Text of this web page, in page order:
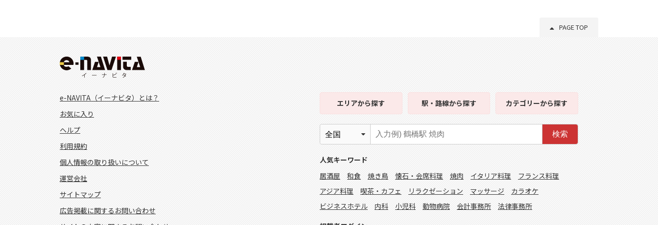
PAGE TOP
e-NAVITA（イーナビタ）とは？
お気に入り
ヘルプ
利用規約
個人情報の取り扱いについて
運営会社
サイトマップ
広告掲載に関するお問い合わせ
エリアから探す 駅・路線から探す カテゴリーから探す
検索
人気キーワード
居酒屋
和食 焼き鳥 懐石・会席料理 焼肉 イタリア料理
フランス料理
アジア料理
喫茶・カフェ リラクゼーション マッサージ
カラオケ
ビジネスホテル
内科 小児科 動物病院 会計事務所 法律事務所